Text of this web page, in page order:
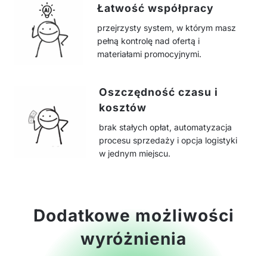
Łatwość współpracy
przejrzysty system, w którym masz
pełną kontrolę nad ofertą i
materiałami promocyjnymi.
Oszczędność czasu i
kosztów
brak stałych opłat, automatyzacja
procesu sprzedaży i opcja logistyki
w jednym miejscu.
Dodatkowe możliwości
wyróżnienia